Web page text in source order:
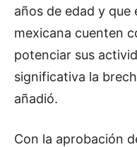
años de edad y que
mexicana cuenten
potenciar sus
significativa la
añadió.
Con la aprobación